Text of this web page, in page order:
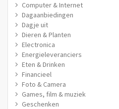
Computer & Internet
Dagaanbiedingen
Dagje uit
Dieren & Planten
Electronica
Energieleveranciers
Eten & Drinken
Financieel
Foto & Camera
Games, film & muziek
Geschenken